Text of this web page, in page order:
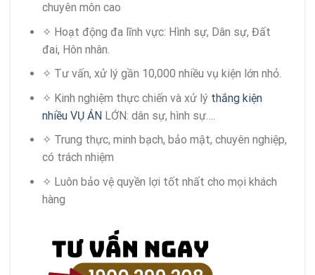
chuyên môn cao
✧ Hoạt động đa lĩnh vực: Hình sự, Dân sự, Đất
đai, Hôn nhân.
✧ Tư vấn, xử lý gần 10,000 nhiều vụ kiện lớn nhỏ.
✧ Kinh nghiệm thực chiến và xử lý thắng kiện
nhiều VỤ ÁNLỚN: dân sự, hình sự….
✧ Trung thực, minh bạch, bảo mật, chuyên nghiệp,
có trách nhiệm
✧ Luôn bảo vệ quyền lợi tốt nhất cho mọi khách
hàng